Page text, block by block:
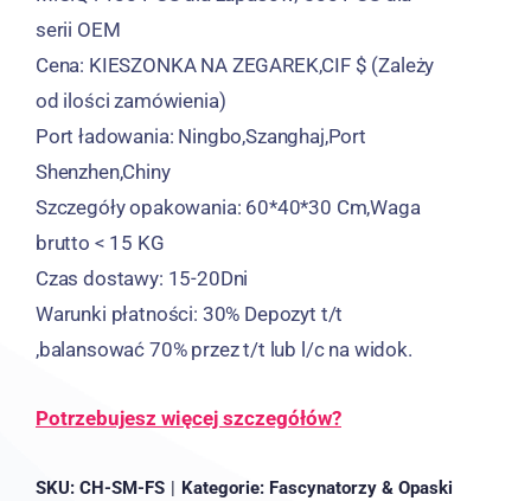
serii OEM
Cena: KIESZONKA NA ZEGAREK,CIF $ (Zależy
od ilości zamówienia)
Port ładowania: Ningbo,Szanghaj,Port
Shenzhen,Chiny
Szczegóły opakowania: 60*40*30 Cm,Waga
brutto < 15 KG
Czas dostawy: 15-20Dni
Warunki płatności: 30% Depozyt t/t
,balansować 70% przez t/t lub l/c na widok.
Potrzebujesz więcej szczegółów?
SKU: CH-SM-FS | Kategorie: Fascynatorzy & Opaski